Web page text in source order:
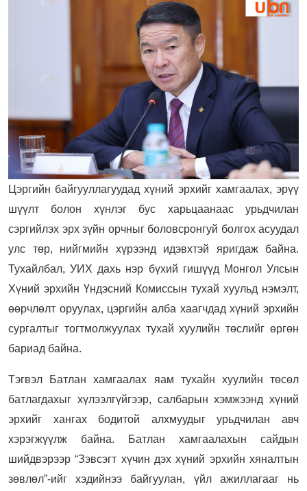
Цэргийн байгууллагуудад хүний эрхийг хамгаалах, эрүү
шүүлт болон хүнлэг бус харьцаанаас урьдчилан
сэргийлэх эрх зүйн орчныг боловсронгуй болгох асуудал
улс төр, нийгмийн хүрээнд идэвхтэй яригдаж байна.
Тухайлбал, УИХ дахь нэр бүхий гишүүд Монгол Улсын
Хүний эрхийн Үндэсний Комиссын тухай хуульд нэмэлт,
өөрчлөлт оруулах, цэргийн алба хаагчдад хүний эрхийн
сургалтыг тогтмолжуулах тухай хуулийн төслийг өргөн
бариад байна.
Тэгвэл Батлан хамгаалах яам тухайн хуулийн төсөл
батлагдахыг хүлээлгүйгээр, салбарын хэмжээнд хүний
эрхийг хангах бодитой алхмуудыг урьдчилан авч
хэрэгжүүлж байна. Батлан хамгаалахын сайдын
шийдвэрээр “Зэвсэгт хүчин дэх хүний эрхийн хяналтын
зөвлөл”-ийг хэдийнээ байгуулан, үйл ажиллагааг нь